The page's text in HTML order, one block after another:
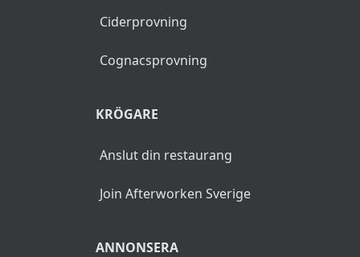
Ciderprovning
Cognacsprovning
KRÖGARE
Anslut din restaurang
Join Afterworken Sverige
ANNONSERA